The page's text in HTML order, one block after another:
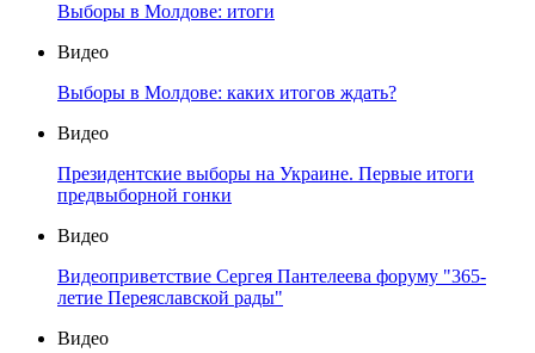
Выборы в Молдове: итоги
Видео
Выборы в Молдове: каких итогов ждать?
Видео
Президентские выборы на Украине. Первые итоги
предвыборной гонки
Видео
Видеоприветствие Сергея Пантелеева форуму "365-
летие Переяславской рады"
Видео